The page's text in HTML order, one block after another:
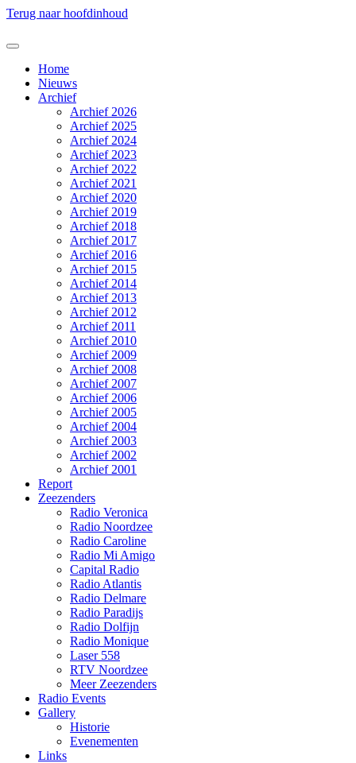
Terug naar hoofdinhoud
Home
Nieuws
Archief
Archief 2026
Archief 2025
Archief 2024
Archief 2023
Archief 2022
Archief 2021
Archief 2020
Archief 2019
Archief 2018
Archief 2017
Archief 2016
Archief 2015
Archief 2014
Archief 2013
Archief 2012
Archief 2011
Archief 2010
Archief 2009
Archief 2008
Archief 2007
Archief 2006
Archief 2005
Archief 2004
Archief 2003
Archief 2002
Archief 2001
Report
Zeezenders
Radio Veronica
Radio Noordzee
Radio Caroline
Radio Mi Amigo
Capital Radio
Radio Atlantis
Radio Delmare
Radio Paradijs
Radio Dolfijn
Radio Monique
Laser 558
RTV Noordzee
Meer Zeezenders
Radio Events
Gallery
Historie
Evenementen
Links